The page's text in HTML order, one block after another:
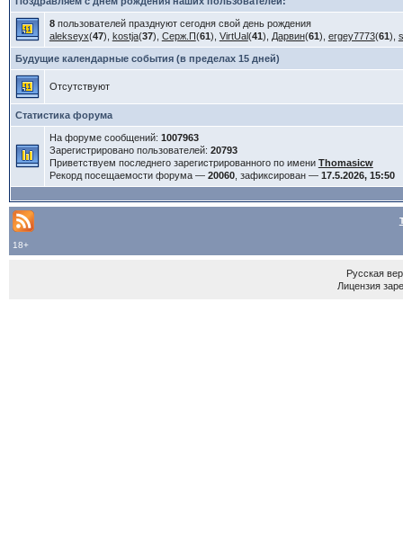
8пользователей празднуют сегодня свой день рождения
alekseyx(47), kostja(37), Серж.П(61), VirtUal(41), Дарвин(61), ergey7773(61),
Будущие календарные события (в пределах 15 дней)
Отсутствуют
Статистика форума
На форуме сообщений: 1007963
Зарегистрировано пользователей: 20793
Приветствуем последнего зарегистрированного по имени Thomasicw
Рекорд посещаемости форума — 20060, зафиксирован — 17.5.2026, 15:50
18+
Русская
Лицензия